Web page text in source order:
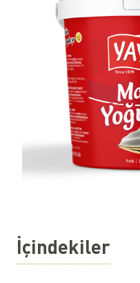
İçindekiler